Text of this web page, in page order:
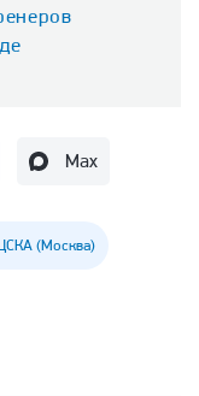
Max
(Москва)